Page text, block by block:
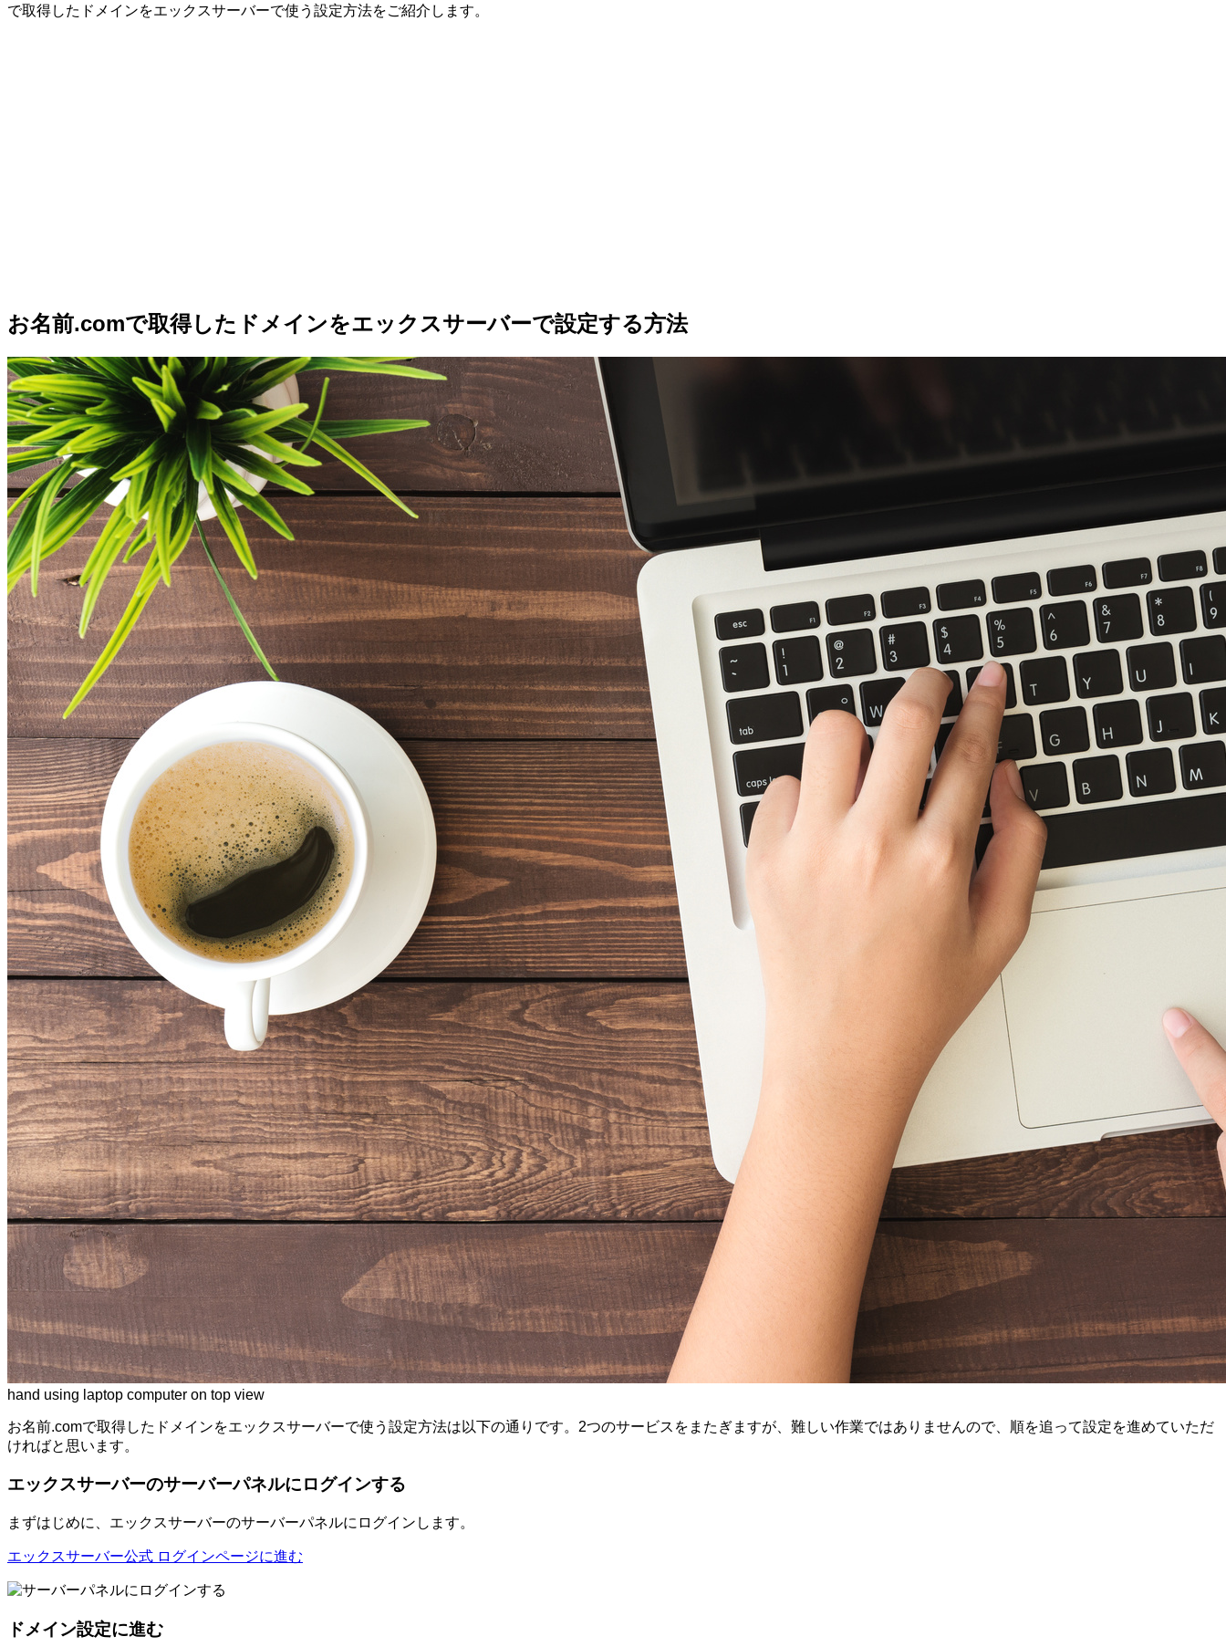
で取得したドメインをエックスサーバーで使う設定方法をご紹介します。
お名前.comで取得したドメインをエックスサーバーで設定する方法
hand using laptop computer on top view
お名前.comで取得したドメインをエックスサーバーで使う設定方法は以下の通りです。2つのサービスをまたぎますが、難しい作業ではありませんので、順を追って設定を進めていただ
ければと思います。
エックスサーバーのサーバーパネルにログインする
まずはじめに、エックスサーバーのサーバーパネルにログインします。
エックスサーバー公式 ログインページに進む
ドメイン設定に進む